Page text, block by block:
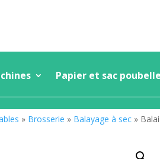
Papier et sac poubelle
» Brosserie » Balayage à sec »